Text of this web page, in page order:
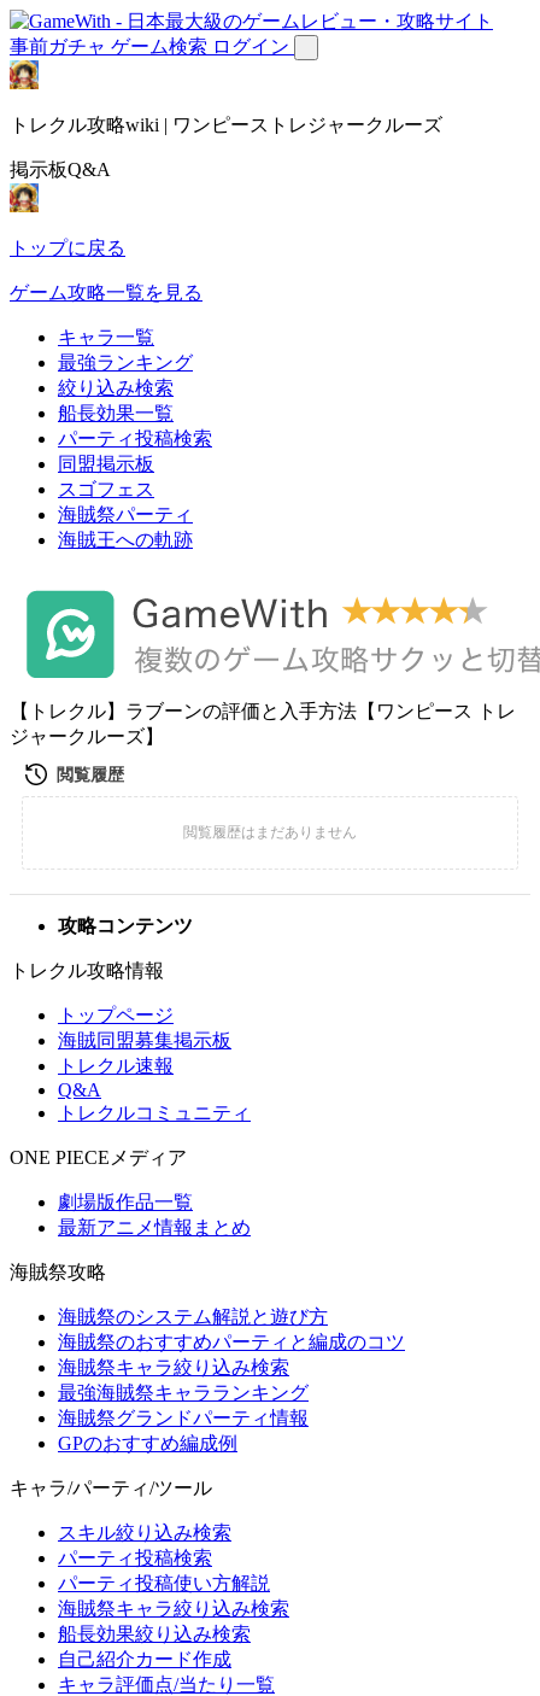
事前ガチャ ゲーム検索 ログイン
トレクル攻略wiki | ワンピーストレジャークルーズ
掲示板Q&A
トップに戻る
ゲーム攻略一覧を見る
キャラ一覧
最強ランキング
絞り込み検索
船長効果一覧
パーティ投稿検索
同盟掲示板
スゴフェス
海賊祭パーティ
海賊王への軌跡
【トレクル】ラブーンの評価と入手方法【ワンピース トレ
ジャークルーズ】
攻略コンテンツ
トレクル攻略情報
トップページ
海賊同盟募集掲示板
トレクル速報
Q&A
トレクルコミュニティ
ONE PIECEメディア
劇場版作品一覧
最新アニメ情報まとめ
海賊祭攻略
海賊祭のシステム解説と遊び方
海賊祭のおすすめパーティと編成のコツ
海賊祭キャラ絞り込み検索
最強海賊祭キャラランキング
海賊祭グランドパーティ情報
GPのおすすめ編成例
キャラ/パーティ/ツール
スキル絞り込み検索
パーティ投稿検索
パーティ投稿使い方解説
海賊祭キャラ絞り込み検索
船長効果絞り込み検索
自己紹介カード作成
キャラ評価点/当たり一覧